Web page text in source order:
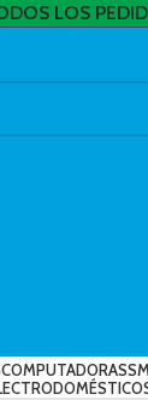
LOS
COMPUTADORAS